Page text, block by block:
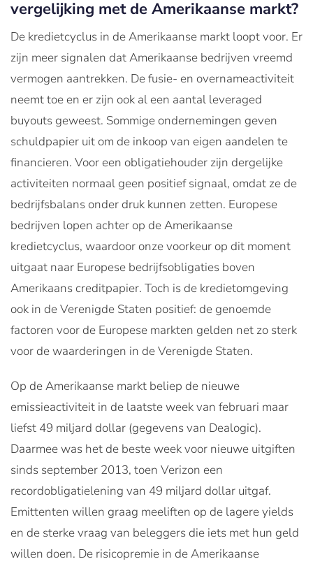
vergelijking met de Amerikaanse markt?
De kredietcyclus in de Amerikaanse markt loopt voor. Er
zijn meer signalen dat Amerikaanse bedrijven vreemd
vermogen aantrekken. De fusie- en overnameactiviteit
neemt toe en er zijn ook al een aantal leveraged
buyouts geweest. Sommige ondernemingen geven
schuldpapier uit om de inkoop van eigen aandelen te
financieren. Voor een obligatiehouder zijn dergelijke
activiteiten normaal geen positief signaal, omdat ze de
bedrijfsbalans onder druk kunnen zetten. Europese
bedrijven lopen achter op de Amerikaanse
kredietcyclus, waardoor onze voorkeur op dit moment
uitgaat naar Europese bedrijfsobligaties boven
Amerikaans creditpapier. Toch is de kredietomgeving
ook in de Verenigde Staten positief: de genoemde
factoren voor de Europese markten gelden net zo sterk
voor de waarderingen in de Verenigde Staten.
Op de Amerikaanse markt beliep de nieuwe
emissieactiviteit in de laatste week van februari maar
liefst 49 miljard dollar (gegevens van Dealogic).
Daarmee was het de beste week voor nieuwe uitgiften
sinds september 2013, toen Verizon een
recordobligatielening van 49 miljard dollar uitgaf.
Emittenten willen graag meeliften op de lagere yields
en de sterke vraag van beleggers die iets met hun geld
willen doen. De risicopremie in de Amerikaanse